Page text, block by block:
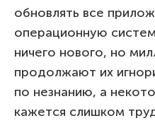
обновлять все
операционную
ничего нового, но
продолжают их
по незнанию, а
кажется слишком